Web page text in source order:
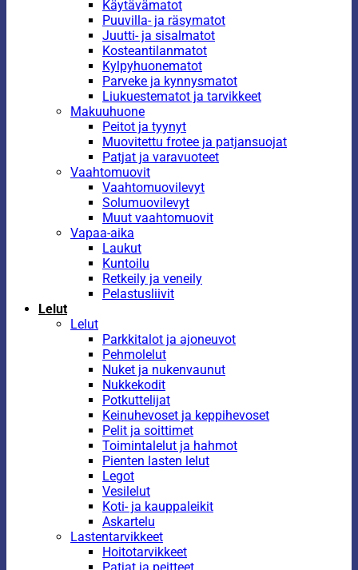
Käytävämatot
Puuvilla- ja räsymatot
Juutti- ja sisalmatot
Kosteantilanmatot
Kylpyhuonematot
Parveke ja kynnysmatot
Liukuestematot ja tarvikkeet
Makuuhuone
Peitot ja tyynyt
Muovitettu frotee ja patjansuojat
Patjat ja varavuoteet
Vaahtomuovit
Vaahtomuovilevyt
Solumuovilevyt
Muut vaahtomuovit
Vapaa-aika
Laukut
Kuntoilu
Retkeily ja veneily
Pelastusliivit
Lelut
Lelut
Parkkitalot ja ajoneuvot
Pehmolelut
Nuket ja nukenvaunut
Nukkekodit
Potkuttelijat
Keinuhevoset ja keppihevoset
Pelit ja soittimet
Toimintalelut ja hahmot
Pienten lasten lelut
Legot
Vesilelut
Koti- ja kauppaleikit
Askartelu
Lastentarvikkeet
Hoitotarvikkeet